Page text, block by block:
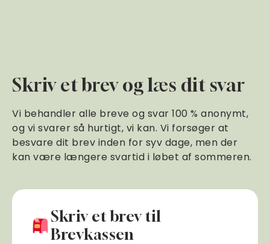
Skriv et brev og læs dit svar
Vi behandler alle breve og svar 100 % anonymt,
og vi svarer så hurtigt, vi kan. Vi forsøger at
besvare dit brev inden for syv dage, men der
kan være længere svartid i løbet af sommeren.
Skriv et brev til
Brevkassen